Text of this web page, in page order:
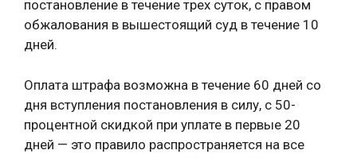
постановление в течение трех суток, с правом
обжалования в вышестоящий суд в течение 10
дней.
Оплата штрафа возможна в течение 60 дней со
дня вступления постановления в силу, с 50-
процентной скидкой при уплате в первые 20
дней — это правило распространяется на все